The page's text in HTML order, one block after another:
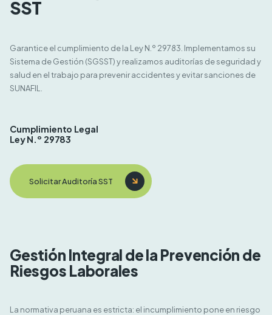
SST
Garantice el cumplimiento de la Ley N.º 29783. Implementamos su
Sistema de Gestión (SGSST) y realizamos auditorías de seguridad y
salud en el trabajo para prevenir accidentes y evitar sanciones de
SUNAFIL.
Cumplimiento Legal
Ley N.º 29783
Solicitar Auditoría SST
Gestión Integral de la Prevención de
Riesgos Laborales
La normativa peruana es estricta: el incumplimiento pone en riesgo